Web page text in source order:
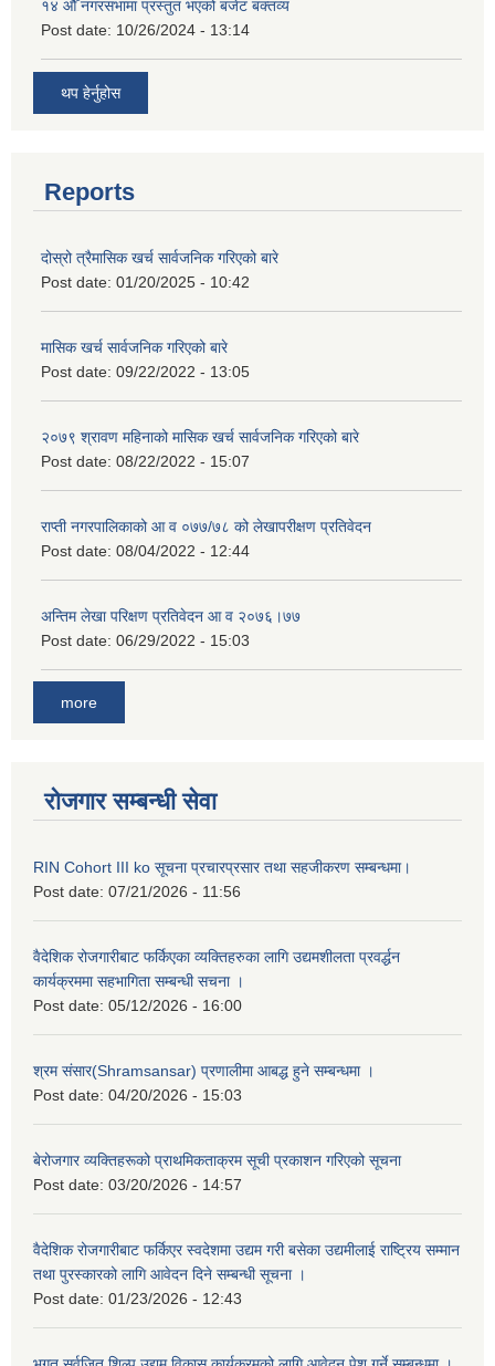
१४ औँ नगरसभामा प्रस्तुत भएको बजेट बक्तव्य
Post date: 10/26/2024 - 13:14
थप हेर्नुहोस
Reports
दोस्रो त्रैमासिक खर्च सार्वजनिक गरिएको बारे
Post date: 01/20/2025 - 10:42
मासिक खर्च सार्वजनिक गरिएको बारे
Post date: 09/22/2022 - 13:05
२०७९ श्रावण महिनाको मासिक खर्च सार्वजनिक गरिएको बारे
Post date: 08/22/2022 - 15:07
राप्ती नगरपालिकाको आ व ०७७/७८ को लेखापरीक्षण प्रतिवेदन
Post date: 08/04/2022 - 12:44
अन्तिम लेखा परिक्षण प्रतिवेदन आ व २०७६।७७
Post date: 06/29/2022 - 15:03
more
रोजगार सम्बन्धी सेवा
RIN Cohort III ko सूचना प्रचारप्रसार तथा सहजीकरण सम्बन्धमा।
Post date: 07/21/2026 - 11:56
वैदेशिक रोजगारीबाट फर्किएका व्यक्तिहरुका लागि उद्यमशीलता प्रवर्द्धन
कार्यक्रममा सहभागिता सम्बन्धी सचना ।
Post date: 05/12/2026 - 16:00
श्रम संसार(Shramsansar) प्रणालीमा आबद्ध हुने सम्बन्धमा ।
Post date: 04/20/2026 - 15:03
बेरोजगार व्यक्तिहरूको प्राथमिकताक्रम सूची प्रकाशन गरिएको सूचना
Post date: 03/20/2026 - 14:57
वैदेशिक रोजगारीबाट फर्किएर स्वदेशमा उद्यम गरी बसेका उद्यमीलाई राष्ट्रिय सम्मान
तथा पुरस्कारको लागि आवेदन दिने सम्बन्धी सूचना ।
Post date: 01/23/2026 - 12:43